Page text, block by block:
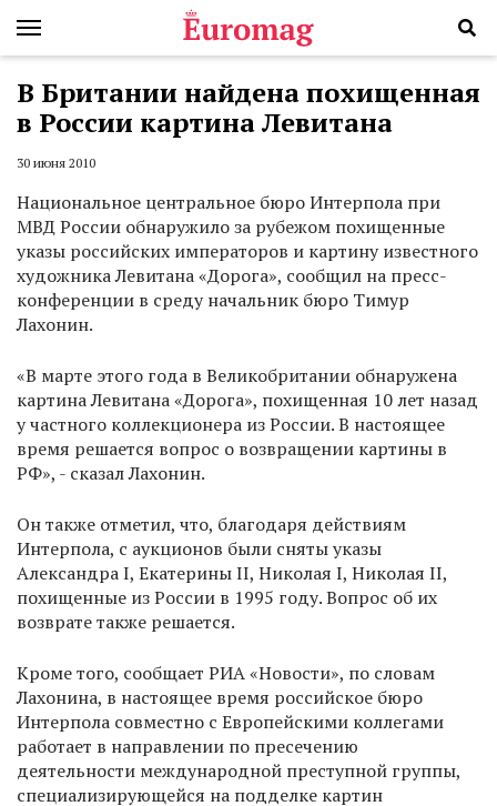
В Британии найдена похищенная
в России картина Левитана
30 июня 2010
Национальное центральное бюро Интерпола при
МВД России обнаружило за рубежом похищенные
указы российских императоров и картину известного
художника Левитана «Дорога», сообщил на пресс-
конференции в среду начальник бюро Тимур
Лахонин.
«В марте этого года в Великобритании обнаружена
картина Левитана «Дорога», похищенная 10 лет назад
у частного коллекционера из России. В настоящее
время решается вопрос о возвращении картины в
РФ», - сказал Лахонин.
Он также отметил, что, благодаря действиям
Интерпола, с аукционов были сняты указы
Александра I, Екатерины II, Николая I, Николая II,
похищенные из России в 1995 году. Вопрос об их
возврате также решается.
Кроме того, сообщает РИА «Новости», по словам
Лахонина, в настоящее время российское бюро
Интерпола совместно с Европейскими коллегами
работает в направлении по пресечению
деятельности международной преступной группы,
специализирующейся на подделке картин